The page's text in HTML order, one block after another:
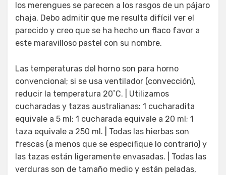
los merengues se parecen a los rasgos de un pájaro
chaja. Debo admitir que me resulta difícil ver el
parecido y creo que se ha hecho un flaco favor a
este maravilloso pastel con su nombre.
Las temperaturas del horno son para horno
convencional; si se usa ventilador (convección),
reducir la temperatura 20˚C. | Utilizamos
cucharadas y tazas australianas: 1 cucharadita
equivale a 5 ml; 1 cucharada equivale a 20 ml; 1
taza equivale a 250 ml. | Todas las hierbas son
frescas (a menos que se especifique lo contrario) y
las tazas están ligeramente envasadas. | Todas las
verduras son de tamaño medio y están peladas,